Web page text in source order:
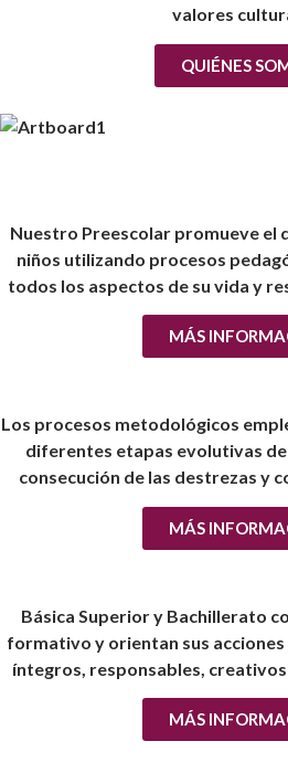
valores
QUIÉNES
Nuestro Preescolar promueve el
niños utilizando procesos
todos los aspectos de su vida y
MÁS
Los procesos metodológicos
diferentes etapas evolutivas
consecución de las destrezas y
MÁS
Básica Superior y Bachillerato
formativo y orientan sus
íntegros, responsables, creativos
MÁS